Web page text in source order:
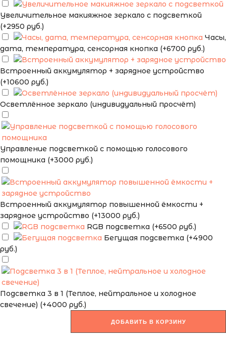
Увеличительное макияжное зеркало с подсветкой
(+2950 руб.)
Часы,
дата, температура, сенсорная кнопка (+6700 руб.)
Встроенный аккумулятор + зарядное устройство
(+10600 руб.)
Осветлённое зеркало (индивидуальный просчёт)
Управление подсветкой с помощью голосового
помощника (+3000 руб.)
Встроенный аккумулятор повышенной ёмкости +
зарядное устройство (+13000 руб.)
RGB подсветка (+6500 руб.)
Бегущая подсветка (+4900
руб.)
Подсветка 3 в 1 (Теплое, нейтральное и холодное
свечение) (+4000 руб.)
ДОБАВИТЬ В КОРЗИНУ